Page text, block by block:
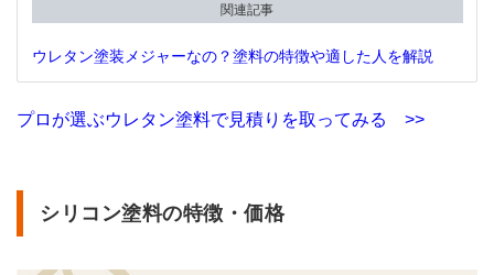
3.4.1
光触
料の
3.4.2
光触
料の
関連記事
ウレタン塗装メジャーなの？塗料の特徴や適した人を解説
プロが選ぶウレタン塗料で見積りを取ってみる >>
シリコン塗料の特徴・価格